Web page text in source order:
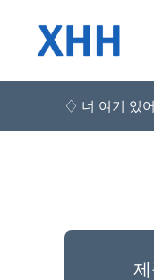
♢ 너 여기 있